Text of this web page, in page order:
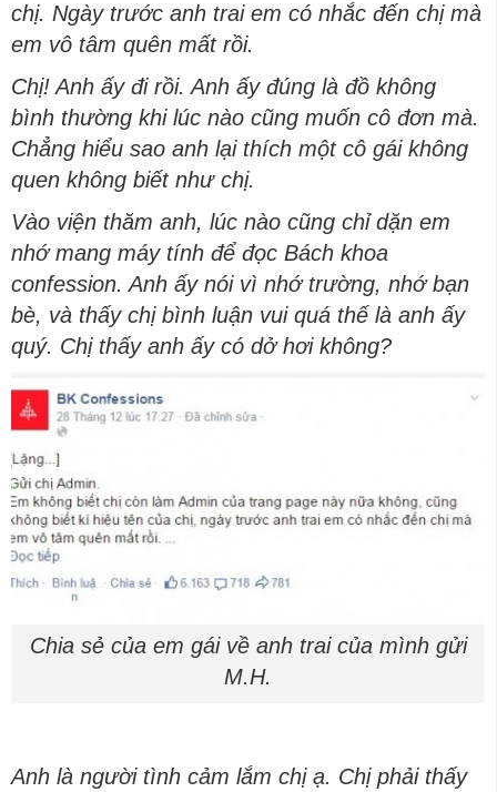
chị. Ngày trước anh trai em có nhắc đến chị mà
em vô tâm quên mất rồi.
Chị! Anh ấy đi rồi. Anh ấy đúng là đồ không
bình thường khi lúc nào cũng muốn cô đơn mà.
Chẳng hiểu sao anh lại thích một cô gái không
quen không biết như chị.
Vào viện thăm anh, lúc nào cũng chỉ dặn em
nhớ mang máy tính để đọc Bách khoa
confession. Anh ấy nói vì nhớ trường, nhớ bạn
bè, và thấy chị bình luận vui quá thế là anh ấy
quý. Chị thấy anh ấy có dở hơi không?
Chia sẻ của em gái về anh trai của mình gửi
M.H.
Anh là người tình cảm lắm chị ạ. Chị phải thấy